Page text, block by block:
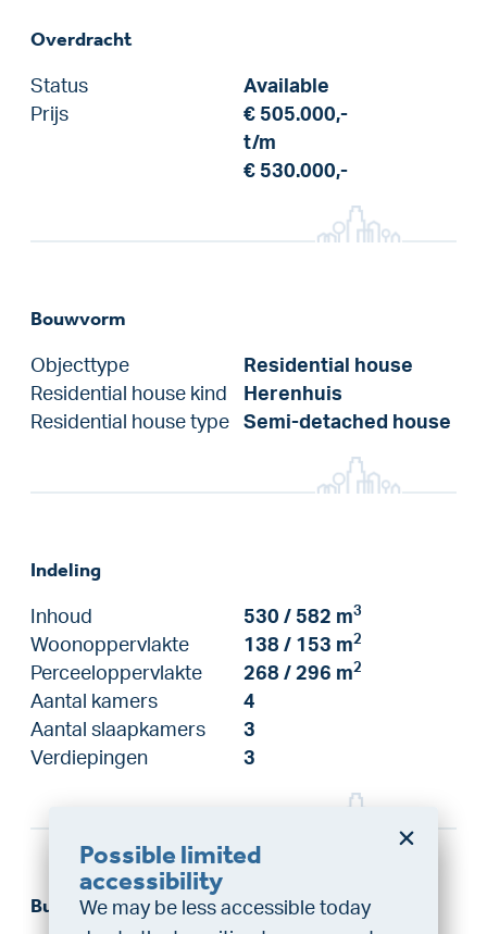
Overdracht
Status
Available
Prijs
€ 505.000,-
t/m
€ 530.000,-
Bouwvorm
Objecttype
Residential house
Residential house kind
Herenhuis
Residential house type
Semi-detached house
Indeling
Inhoud 530 / 582 m3
Woonoppervlakte 138 / 153 m2
Perceeloppervlakte 268 / 296 m2
Aantal kamers
4
Aantal slaapkamers
3
Verdiepingen
3
Buitenruimte
Do you want a better
chance at being assigned a
Possible limited
accessibility
We may be less accessible today